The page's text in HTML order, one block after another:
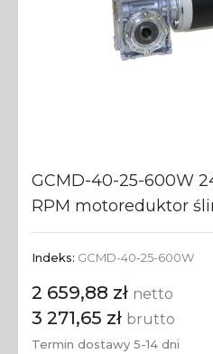
GCMD-40-25-600W
RPM motoreduktor
Indeks: GCMD-40-25-600W
2 659,88 zł netto
3 271,65 zł brutto
Termin dostawy 5-14 dni